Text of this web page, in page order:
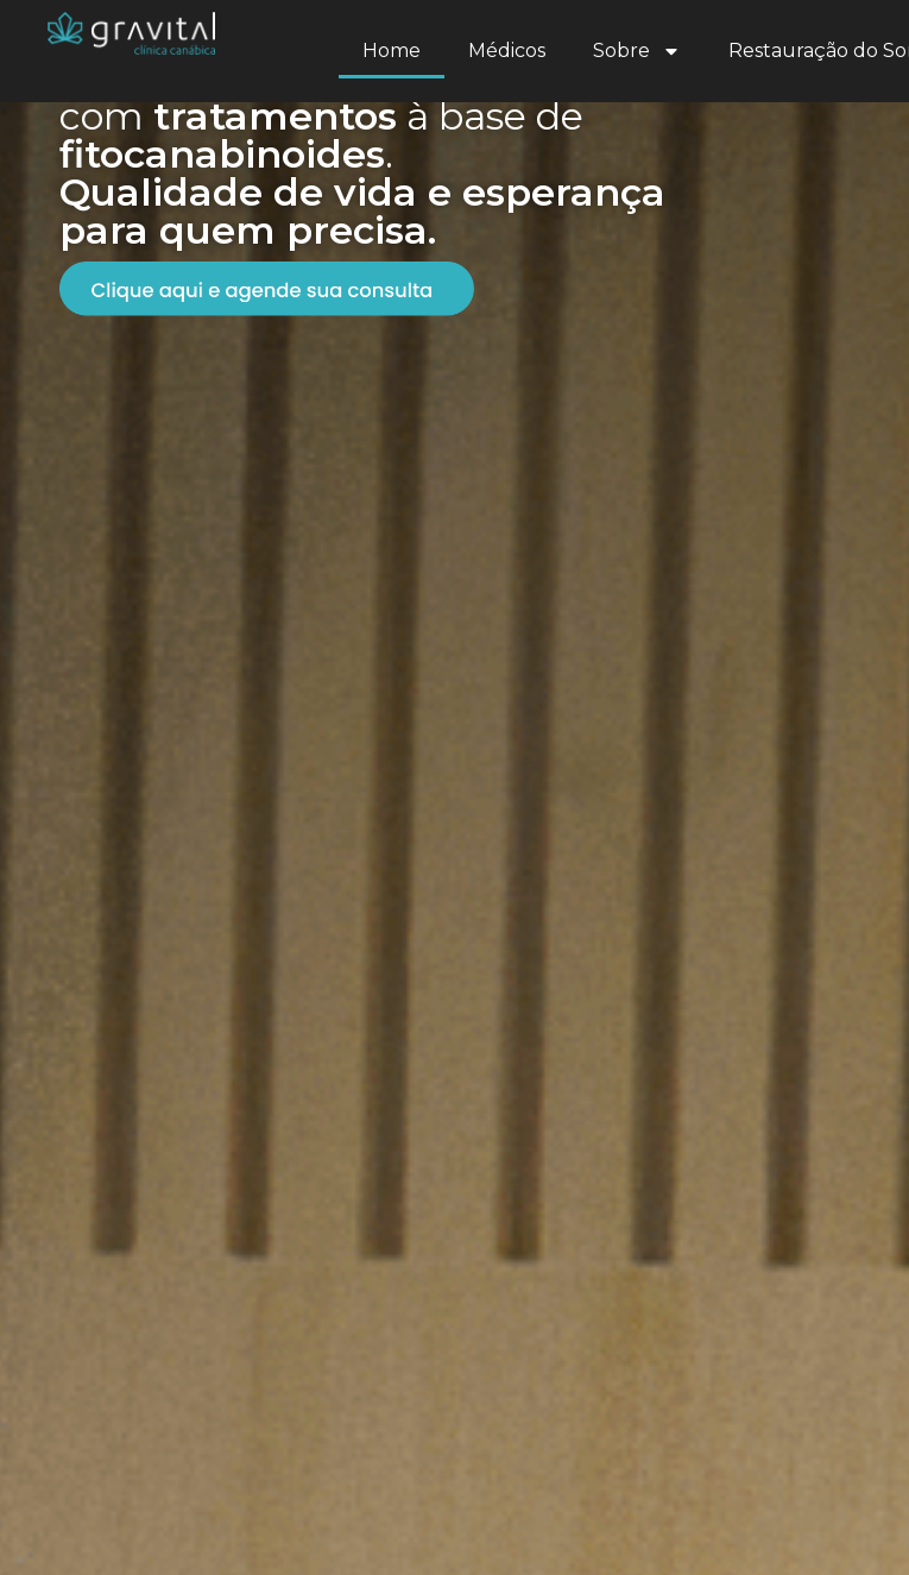
Home Médicos Sobre Restauração do
Desde 2019 transformando vidas
com tratamentosà base de
fitocanabinoides.
Qualidade de vida e esperança
para quem precisa.